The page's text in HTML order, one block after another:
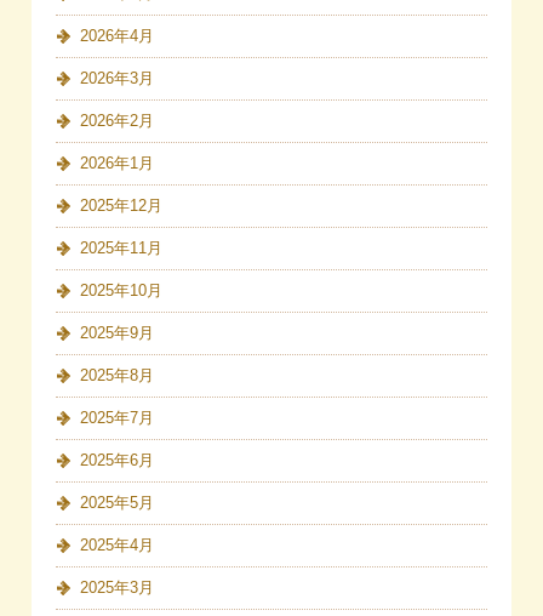
2026年4月
2026年3月
2026年2月
2026年1月
2025年12月
2025年11月
2025年10月
2025年9月
2025年8月
2025年7月
2025年6月
2025年5月
2025年4月
2025年3月